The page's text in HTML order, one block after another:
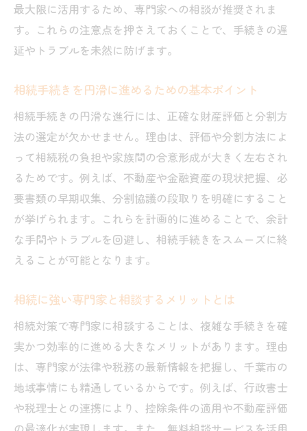
千葉市で使える相続の節税ポイント解説
基礎控除や特例の活用による節税方法
相続税申告時に注意したい節税の落とし穴
資産ごとの節税対策を千葉市で実践する
相続節税の成功例から学ぶ千葉市の工夫
相続トラブルを防ぐための千葉市実践例
相続トラブル回避に有効な千葉市の実践例
遺産分割協議のポイントと予防策を知る
相続人間のもめごとを防ぐ具体的対策
千葉市で多い相続トラブルの傾向と対処法
専門家と連携した相続トラブル回避の流れ
相続手続きで失敗しないための注意ポイン
無料相談を活用した賢い相続対策の進め方
千葉市の無料相談で相続対策を有利に進め
る
無料相談を活かした相続プランの立て方
相続の悩みは専門家の無料相談で早期解決
最大限に活用するため、専門家への相談が推奨されま
す。これらの注意点を押さえておくことで、手続きの遅
延やトラブルを未然に防げます。
相続手続きを円滑に進めるための基本ポイント
相続手続きの円滑な進行には、正確な財産評価と分割方
法の選定が欠かせません。理由は、評価や分割方法によ
って相続税の負担や家族間の合意形成が大きく左右され
るためです。例えば、不動産や金融資産の現状把握、必
要書類の早期収集、分割協議の段取りを明確にすること
が挙げられます。これらを計画的に進めることで、余計
な手間やトラブルを回避し、相続手続きをスムーズに終
えることが可能となります。
相続に強い専門家と相談するメリットとは
相続対策で専門家に相談することは、複雑な手続きを確
実かつ効率的に進める大きなメリットがあります。理由
は、専門家が法律や税務の最新情報を把握し、千葉市の
地域事情にも精通しているからです。例えば、行政書士
や税理士との連携により、控除条件の適用や不動産評価